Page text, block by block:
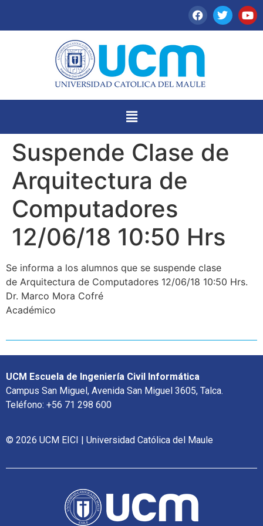
Suspende Clase de
Arquitectura de
Computadores
12/06/18 10:50 Hrs
Se informa a los alumnos que se suspende clase
de Arquitectura de Computadores 12/06/18 10:50 Hrs.
Dr. Marco Mora Cofré
Académico
UCM Escuela de Ingeniería Civil Informática
Campus San Miguel, Avenida San Miguel 3605, Talca.
Teléfono: +56 71 298 600
© 2026 UCM EICI | Universidad Católica del Maule